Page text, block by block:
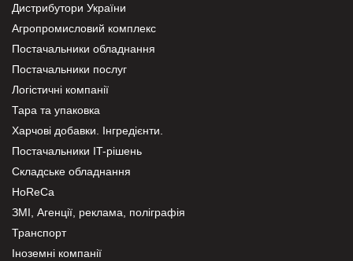
Дистрибутори України
Агропромисловий комплекс
Постачальники обладнання
Постачальники послуг
Логістичні компанії
Тара та упаковка
Харчові добавки. Інгредієнти.
Постачальники IT-рішень
Складське обладнання
HoReCa
ЗМІ, Агенції, реклама, поліграфія
Транспорт
Іноземні компанії